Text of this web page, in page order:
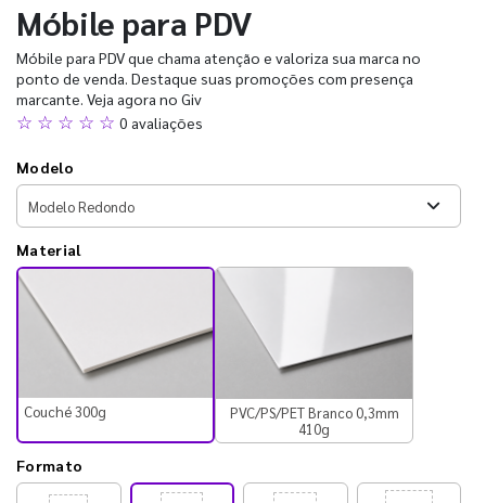
Móbile para PDV
Móbile para PDV que chama atenção e valoriza sua marca no
ponto de venda. Destaque suas promoções com presença
marcante. Veja agora no Giv
☆ ☆ ☆ ☆ ☆ 0 avaliações
Modelo
Material
Couché 300g
PVC/PS/PET Branco 0,3mm
410g
Formato